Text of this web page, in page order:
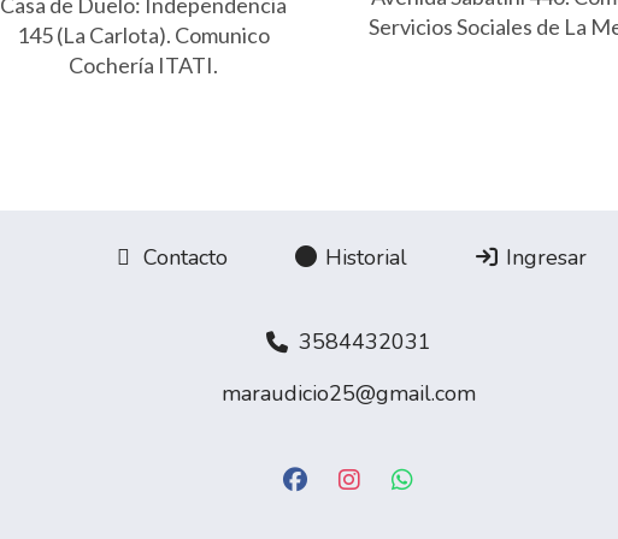
Casa de Duelo: Independencia
145 (La Carlota). Comunico
Cochería ITATI.
Servicios Sociales de La
Contacto Historial Ingresar
3584432031
maraudicio25@gmail.com